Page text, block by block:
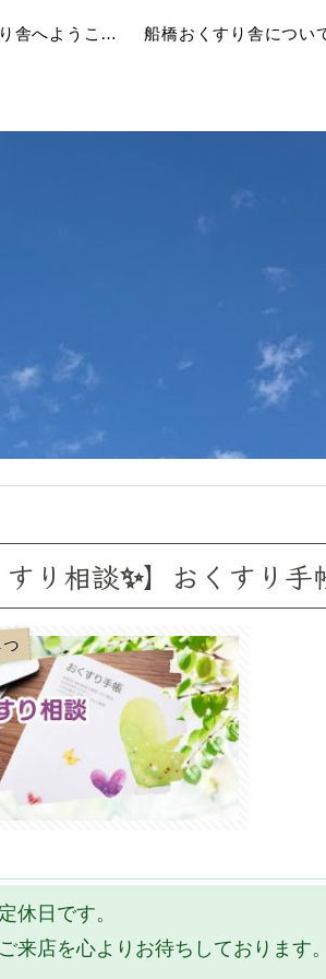
船橋おくすり舎へようこそ！ 船橋おくすり舎につい
すり相談✨】おくすり
休日です。
来店を心よりお待ちしております。